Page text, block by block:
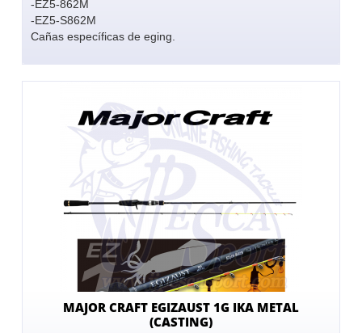
-EZ5-862M
-EZ5-S862M
Cañas específicas de eging.
MAJOR CRAFT EGIZAUST 1G IKA METAL
(CASTING)